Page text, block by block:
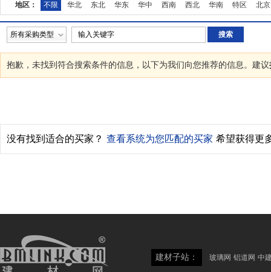
地区： 不限 华北 东北 华东 华中 西南 西北 华南 特区
北京
湖南
广东 广西 江西 四川 海南 贵州 云南 西藏
陕西
所有采购类型
抱歉，未找到符合搜索条件的信息，以下为我们向您推荐的信息。建议
没有找到适合的买家？ 查看系统为您匹配的买家 希望获得更
建材子站： 玻璃网 铝道网 中